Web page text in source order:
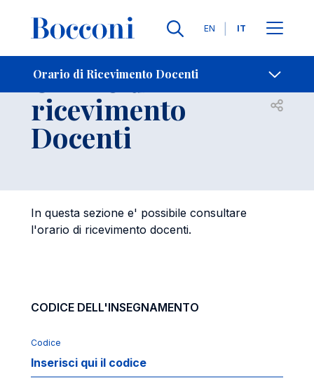
Lingue
EN IT
Orario di Ricevimento Docenti
-
Orario di
ricevimento
Docenti
Open
In questa sezione e' possibile consultare
l'orario di ricevimento docenti.
CODICE DELL'INSEGNAMENTO
Codice